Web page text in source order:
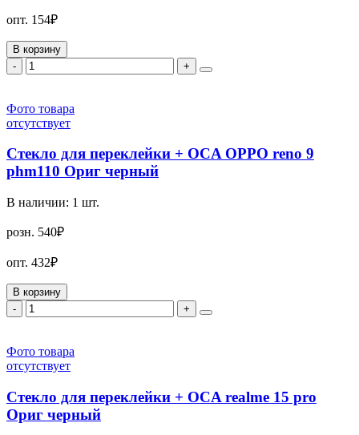
опт. 154₽
В корзину
-
+
Фото товара
отсутствует
Стекло для переклейки + OCA OPPO reno 9
phm110 Ориг черный
В наличии: 1 шт.
розн. 540₽
опт. 432₽
В корзину
-
+
Фото товара
отсутствует
Стекло для переклейки + OCA realme 15 pro
Ориг черный